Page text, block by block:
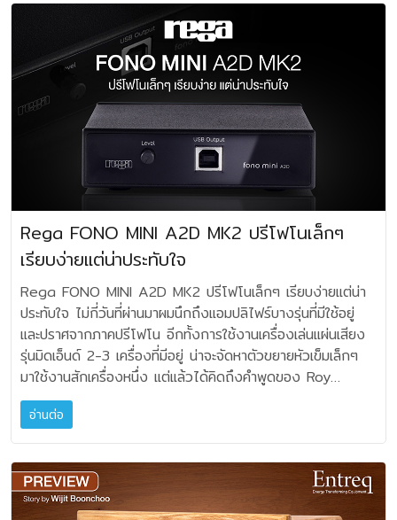
ดูจะสมดุลมากๆ เรียกว่า โทนัลบาลานซ์สวยงามเลยละครับ เหมาะ
สำหรับนักเล่นเครื่องเสียงออดิโอไฟล์ ที่ต้องการสายลำโพง
คุณภาพดี ไม่เน้นเรื่องรูปลักษณ์ หรือคอสเมติคภายนอกหรูหรา
แต่ต้องการคุณภาพเนื้อในที่ดีอย่างวัสดุทองแดงตกผลึกบริสุทธิ์
ระดับ OFC เช่นนี้ รับรองว่าไม่ผิดหวัง ถึงจะไม่ดูหรู แต่เสียง
เทียบเคียงสายหรูๆ เมตรละเฉียดหนึ่งพัน ก็ไม่ถือว่าเสียเปรียบเลย
ลำโพงที่ดูว่า เรากลับไปยัง Back to the Basic แต่ให้คุณค่า
เสียงที่สมดุล ครบถ้วนรายละเอียด เสียงอิ่มละมุน ปลายเสียง
โปร่งสะอาด และเป็นสายลำโพงที่รักษาคาแรคเตอร์เดิมของซิสเต็ม
ได้คงที่ เหมาะทั้งกับซิสเต็มในยุคใหม่ ให้ความไหลลื่นของเสียงกับ
แอมป์ คลาส A, AB และคลาส D และโดยเฉพาะดีมากๆ กับ
เสียงจะกลมกล่อมน่าฟังมากๆ ครับ แต่.. ดูราคาแล้วอย่าเพิ่ง
ตกใจเสียล่ะ!!! ราคาสาย WEAVA THREAD BASELINE
Baseline 16 เมตรละ 200.- บาท Baseline 14 เมตรละ
370.- บาท Baseline 12 เมตรละ 680.- บาท (ราคานี้รวม
ภาษีมูลค่าเพิ่มแล้ว) สอบถามรายละเอียดเพิ่มเติมได้ที่ Pyramid
Lifestyle Technology โทร. 02 429 1236
เสียงเป็นธรรมชาติ เก็บทุกรายละเอียดครบถ้วน Tellurium Q
Silver III รุ่นใหม่ล่าสุด ของปี 2026 เป็นสายสัญญาณและสาย
ลำโพงระดับไฮเอ็นด์ที่ยกระดับจาก Silver II โดยเน้นความคมชัด
เวทีเสียงที่กว้างขวาง และให้ความสมจริงของตัวโน้ตมากยิ่งขึ้น
โครงสร้างสายยืดหยุ่นกว่ารุ่นเดิม ทำให้จัดวางได้สะดวกขึ้น โดด
เด่นด้วยโทนเสียงที่เป็นธรรมชาติ ไร้สีสันปรุงแต่ง และมีความ
สมดุลตลอดช่วงความถี่ สำหรับเวอร์ชั่นล่าสุดนี้ Silver III ทั้งสาย
ลำโพง สายไฟ สายนำสัญญาณ ยังคงรักษาขนาดและรูป
ลักษณ์ภายนอกเท่าเดิม ไม่เพียงแค่เหมือนกับรุ่นก่อนหน้าอย่าง
Silver II เท่านั้น แต่ยังคงขนาดเดียวกับ Silver รุ่นแรกอีกด้วย
อย่างไรก็ตาม สิ่งที่ต่างออกไปคือ ภายในได้รับการปรับปรุงให้มี
ความเป็นธรรมชาติของเสียงดีขึ้น การควบคุมย่านเสียงต่ำยิ่งขึ้น
ให้มิติเสียงแบบสามมิติชัดเจน ส่งผลต่อเวทีเสียงและจุดตำแหน่ง
เครื่องดนตรี ได้อย่างแม่นยำยิ่งขึ้นกว่าเดิม สาย TQ Silver
lll ที่ผมได้รับมาทดสอบ มีสองรูปแบบ ชุดแรกเป็นสายนำ
สัญญาณ XLR Balanced ขนาดความยาว 1.65 เมตร ที่มีขั้ว
ต่อแข็งแรงแบบชุบเงิน โครงสร้างเส้นใยถักทอห่อหุ้มด้วยวัสดุที่ดู
ดีมากๆ และสายลำโพง ในรุ่น Silver lll ที่มีความยาวเส้นละ
2.50 เมตร มีคุณลักษณะแบน อ่อนหยุ่น ใช้ต่อระหว่างแอมป์และ
ลำโพง สามารถวางลัดเลาะไปตามพื้นที่ได้อย่างเหมาะสม โดย
ปลายขั้วสายเป็นแบบ BFA (British Federation of Audio)
Test Report ตามปกติแล้วผมมีสาย Tellurium Q ใช้งาน
อยู่สองสามชุดนะครับ ได้ทราบถึงคุณสมบัติพิเศษของเขามา
AUVA EQ ทั้งระบบจึงใช้ระบบแยกการสั่นสะเทือนสองขั้นตอน
คือสลายแรงสั่นจากเครื่องลงสู่ด้านล่าง และสลายแรงสั่นจากด้าน
ล่างที่จะส่งผลไปด้านบน จัดการกับการสั่นสะเทือนที่ซับซ้อนซึ่งส่ง
ผลต่อระบบเสียงไฮไฟ และลดการรบกวนที่อาจบดบังความบริสุทธิ์
ของสัญญาณ ผลลัพธ์ที่ได้คือพื้นฐานที่สงบเงียบ ซึ่งช่วยให้
ระบบเครื่องเสียงทำงานได้อย่างชัดเจนและควบคุมได้ดีเยี่ยม โดย
ไม่เปลี่ยนแปลงลักษณะเฉพาะของระบบ นี่คือตัวรอง
StackAudio AUVA EQ ที่นิยมในกลุ่มเครื่องเสียง High-
End ปัจจุบันมากที่สุด ซึ่งจะอยู่ในตระกูล Isolation Feet ที่มีให้
เลือกสามขนาด ตามความสามารถในการรับน้ำหนักคือ รหัส CSA
1 : รองรับน้ำหนัก (ต่อตัว) 0-4 กิโลกรัม รหัส CSA 2 :
รองรับน้ำหนัก (ต่อตัว) 4-10 กิโลกรัม รหัส CSA 3 :
เครื่องที่น้ำหนักเกิน หรือไม่สมดุลกับเบอร์ของ StackAudio
AUVA EQ วิธีการคำนวณคือ เอาน้ำหนักเครื่องหารด้วย
จำนวนชุดที่รอง เช่นเครื่องมีน้ำหนัก 18 กิโลกรัม ก็ต้องเอา 18
หารด้วย 4 ก็จะเท่ากับต้องใช้รุ่น CSA 2 จำนวนสามหรือสี่ตัว
เพราะรุ่น CSA 2 รองรับได้ 4-10 กิโลกรัม วิธีใช้งาน AUVA
EQ ให้ใช้ส่วนบนที่มีตราโลโก้ผิวอลูมินั่มแข็ง วางสัมผัสตัวเครื่อง
โดยตรง ซึ่งตรงนั้นภายในจะมีห้องโลหะปิด ที่บรรจุชั้นของการ
จูนแดมปิ้ง โดยมีมวลอนุภาคในระดับไมโครที่คำนวณมาโดยเฉพาะ
และใช้ส่วนประกอบด้านล่าง ซึ่งจะเป็นซิลิโคนแบบ Air-Spring
Suspension วางกับพื้น หรือบนชั้นวาง ให้วาง AUVA EQ
ใกล้จุดของขาเดิมของเครื่องเสียง อย่าวางรองรับใต้ขาของ
โดยอาศัยเทคโนโลยีการหล่อที่ใช้ในงานยานยนต์ ปี 1982–1983
เริ่มจัดตั้งทีม Audio Project เพื่อสร้างแบรนด์ TAOC อย่าง
เป็นทางการในปี 1983 พร้อมเริ่มผลิตฐานรองลำโพงและ
อุปกรณ์ลดแรงสั่นสะเทือนสำหรับเครื่องเสียงอย่างเต็มรูปแบบ
ต่อมาได้ขยายไลน์สินค้าเป็น ออดิโอบอร์ด ออดิโอแร็ค ขาตั้ง
ลำโพง สินค้ากลุ่ม Insulator และอุปกรณ์อื่นๆ ที่ช่วยเพิ่ม
คุณภาพเสียงโดยควบคุมแรงสั่นสะเทือนอย่างมีประสิทธิภาพ
ชื่อ “TAOC” ย่อมาจาก Takaoka Anti-Oscillation
Casting ซึ่งหมายถึงการควบคุมแรงสั่นสะเทือนด้วยวัสดุเหล็ก
หล่อ แนวคิดพื้นฐานที่แบรนด์ยึดถือในการพัฒนาสินค้าทุกชิ้นมา
อย่างต่อเนื่อง เพื่อให้เสียงมีความบริสุทธิ์ที่สุด TAOC
พัฒนาเทคโนโลยีอย่างต่อเนื่อง โดดเด่นมากในโครงสร้าง
Honeycomb Core ที่ใช้ผงเหล็กหล่อเพื่อเพิ่มการลดแรงสั่น
สะเทือนในออดิโอบอร์ด และชั้นวางเครื่องเสียง และยังได้พัฒนา
ชุดชั้นวางระดับพรีเมียม อาทิ CSR Series ที่ได้รับการยอมรับใน
กลุ่มผู้ฟังเพลงและนักเครื่องเสียงทั่วโลก เทคโนโลยีเหล็ก
หล่อความหนาแน่นสูง High-Density Cast Iron ของ TAOC
ใช้เหล็กหล่อพิเศษ ที่มีโครงสร้างภายในซับซ้อนระดับไมโคร โดย
คุณสมบัติเด่นคือ ดูดซับแรงสั่นสะเทือนได้ดีกว่าเหล็กแผ่นหรือ
อะลูมิเนียมทั่วไป ลด Resonance ที่เกิดจากเครื่องเสียงและพื้น
ห้อง รวมถึงควบคุมฮาร์มอนิกที่ไม่พึงประสงค์ แนวคิดหลัก
ของ TAOC คือความสามารถในการควบคุมการสั่นระดับไมโคร
เพื่อรักษาความเที่ยงตรงของสัญญาณเสียง โดยเฉพาะกับแอมป
ลิไฟร์เครื่องเล่นแผ่นเสียง เครื่องเล่นซีดี DAC ลำโพง
Rega FONO MINI A2D MK2 ปรีโฟโนเล็กๆ
เรียบง่ายแต่น่าประทับใจ
Rega FONO MINI A2D MK2 ปรีโฟโนเล็กๆ เรียบง่ายแต่น่า
ประทับใจ ไม่กี่วันที่ผ่านมาผมนึกถึงแอมปลิไฟร์บางรุ่นที่มีใช้อยู่
และปราศจากภาคปรีโฟโน อีกทั้งการใช้งานเครื่องเล่นแผ่นเสียง
รุ่นมิดเอ็นด์ 2-3 เครื่องที่มีอยู่ น่าจะจัดหาตัวขยายหัวเข็มเล็กๆ
มาใช้งานสักเครื่องหนึ่ง แต่แล้วได้คิดถึงคำพูดของ Roy
Gandy เจ้าของ Rega เค้าเคยบอกผมเรื่องปรีโฟโน ตัวขนาด
เล็กของเขาที่ผลิตในประเทศอังกฤษ มันมีราคาย่อมเยาแต่คุณภาพ
ถือว่าไม่ได้น้อยหน้าใคร ก็จึงตัดสินใจโทรหาคุณป้อม บอส
ใหญ่ของ Komfort Sound ขอสั่ง Rega FONO MINI A2D
MK2 มาใช้สักเครื่องหนึ่ง และเมื่อได้มาแล้ว ก็นำเอาเครื่องเล่น
แผ่นเสียงของ NAD C588 (สลับกับ Project Debut 2) มา
อ่านต่อ